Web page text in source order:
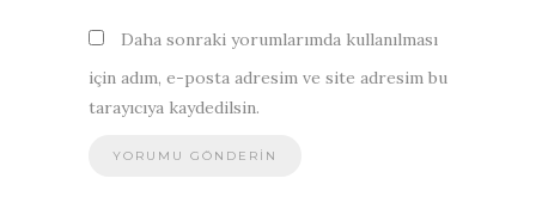
Daha sonraki yorumlarımda kullanılması
için adım, e-posta adresim ve site adresim bu
tarayıcıya kaydedilsin.